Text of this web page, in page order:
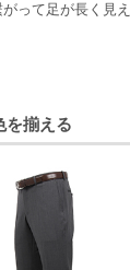
って足が長く見
を揃える